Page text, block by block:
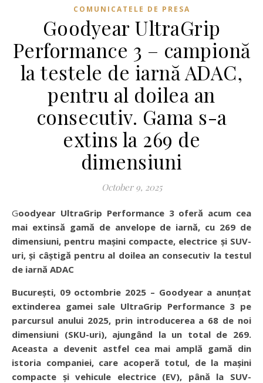
COMUNICATELE DE PRESA
Goodyear UltraGrip
Performance 3 – campionă
la testele de iarnă ADAC,
pentru al doilea an
consecutiv. Gama s-a
extins la 269 de
dimensiuni
October 9, 2025
Goodyear UltraGrip Performance 3 oferă acum cea
mai extinsă gamă de anvelope de iarnă, cu 269 de
dimensiuni, pentru mașini compacte, electrice și SUV-
uri, și câștigă pentru al doilea an consecutiv la testul
de iarnă ADAC
București, 09 octombrie 2025 – Goodyear a anunțat
extinderea gamei sale UltraGrip Performance 3 pe
parcursul anului 2025, prin introducerea a 68 de noi
dimensiuni (SKU-uri), ajungând la un total de 269.
Aceasta a devenit astfel cea mai amplă gamă din
istoria companiei, care acoperă totul, de la mașini
compacte și vehicule electrice (EV), până la SUV-